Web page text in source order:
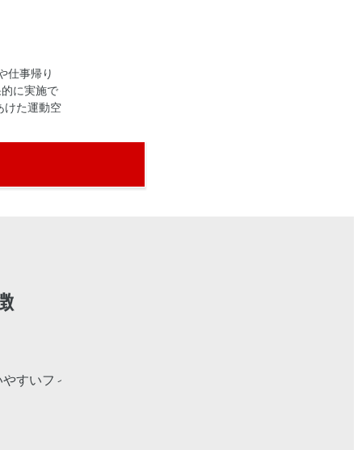
仕事帰り
に実施で
けた運動空
すいフィットネスです。全国に約2,000店舗